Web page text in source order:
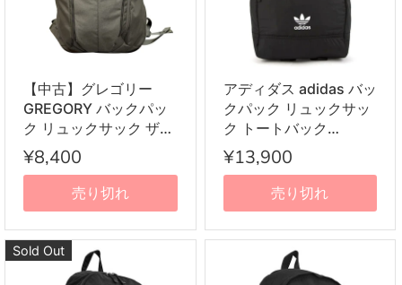
【中古】グレゴリー
GREGORY バックパッ
ク リュックサック ザッ
ク サック SKETCH 25
カーキグレー系
¥8,400
売り切れ
アディダス adidas バッ
クパック リュックサッ
ク トートバック
CK6597 ORINALS
TOTE III BACKPACK オ
リジナル トート III バッ
クパック BLACK ブラ
ック
¥13,900
売り切れ
Sold Out